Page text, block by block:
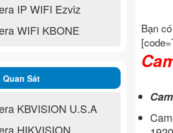
Bạn
IP WIFI Ezviz
WIFI KBONE
Quan Sát
KBVISION U.S.A
HIKVISION